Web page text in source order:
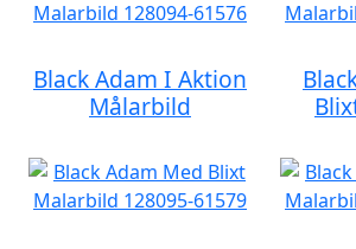
Black Adam I Aktion
Målarbild